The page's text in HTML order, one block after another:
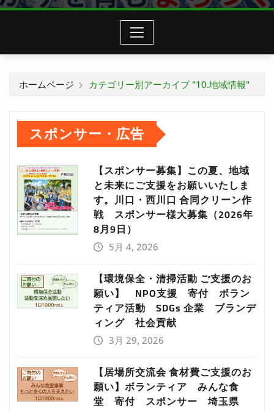
ホームページ カテゴリー別アーカイブ "10.地域情報"
スポンサー・広告
【スポンサー募集】この夏、地域
と未来にご支援をお願いいたしま
す。川口・西川口 合同クリーン作
戦 スポンサー様大募集（2026年
8月9日）
5月 4, 2026
【環境保全・清掃活動 ご支援のお
願い】 NPO支援 寄付 ボラン
ティア活動 SDGs 企業 ブランデ
ィング 社会貢献
3月 29, 2026
【居場所交流会 食材費ご支援のお
願い】ボランティア みんな食
堂 寄付 スポンサー 埼玉県